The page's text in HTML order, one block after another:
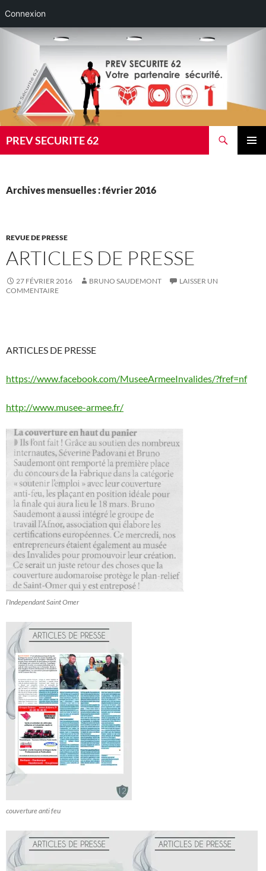
Connexion
Aller
PREV SECURITE 62
Archives mensuelles : février 2016
REVUE DE PRESSE
ARTICLES DE PRESSE
27 FÉVRIER 2016 BRUNO SAUDEMONT
LAISSER UN
COMMENTAIRE
ARTICLES DE PRESSE
https://www.facebook.com/MuseeArmeeInvalides/?fref=nf
http://www.musee-armee.fr/
l’Independant Saint Omer
couverture anti feu